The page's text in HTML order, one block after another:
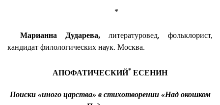
*
Марианна Дударева,литературовед, фольклорист,
кандидат филологических наук. Москва.
АПОФАТИЧЕСКИЙ* ЕСЕНИН
Поиски «иного царства» в стихотворении «Над окошком